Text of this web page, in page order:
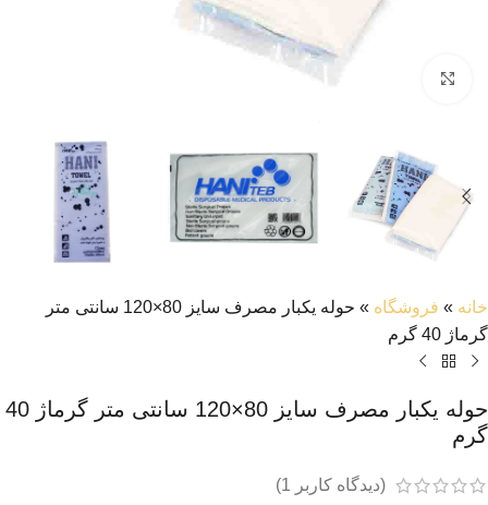
خانه » فروشگاه »
حوله یکبار مصرف سایز 80×120 سانتی متر
گرماژ 40 گرم
حوله یکبار مصرف سایز 80×120 سانتی متر گرماژ 40
گرم
(دیدگاه کاربر 1
)